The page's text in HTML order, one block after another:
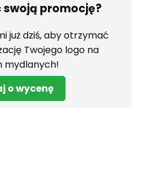
swoją promocję?
już dziś, aby otrzymać
Twojego logo na
mydlanych!
o wycenę